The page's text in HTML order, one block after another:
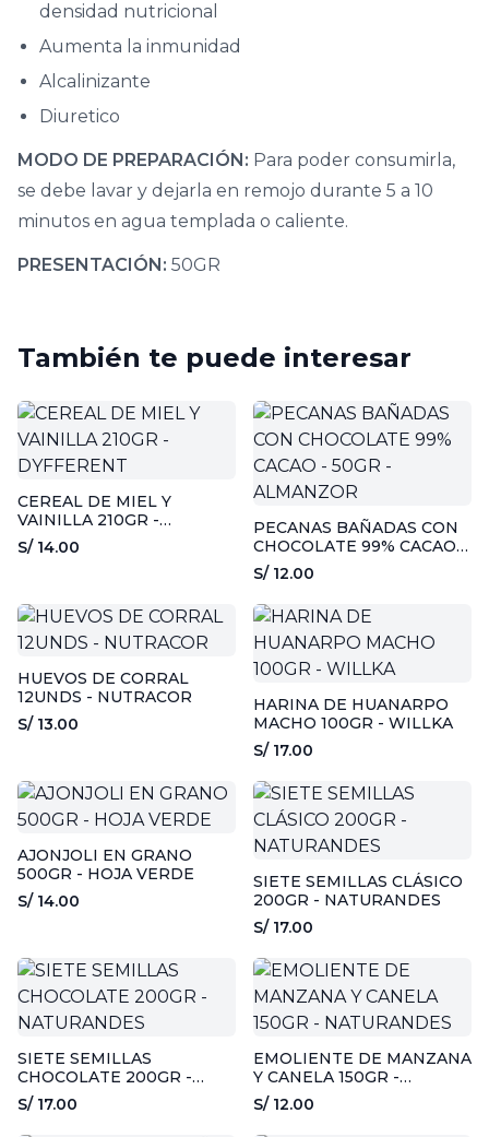
densidad nutricional
Aumenta la inmunidad
Alcalinizante
Diuretico
MODO DE PREPARACIÓN: Para poder consumirla,
se debe lavar y dejarla en remojo durante 5 a 10
minutos en agua templada o caliente.
PRESENTACIÓN: 50GR
También te puede interesar
CEREAL DE MIEL Y
VAINILLA 210GR -
DYFFERENT
S/ 14.00
PECANAS BAÑADAS CON
CHOCOLATE 99% CACAO -
50GR - ALMANZOR
S/ 12.00
HUEVOS DE CORRAL
12UNDS - NUTRACOR
S/ 13.00
HARINA DE HUANARPO
MACHO 100GR - WILLKA
S/ 17.00
AJONJOLI EN GRANO
500GR - HOJA VERDE
S/ 14.00
SIETE SEMILLAS CLÁSICO
200GR - NATURANDES
S/ 17.00
SIETE SEMILLAS
CHOCOLATE 200GR -
NATURANDES
S/ 17.00
EMOLIENTE DE MANZANA
Y CANELA 150GR -
NATURANDES
S/ 12.00